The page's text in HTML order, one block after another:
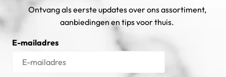
Ontvang als eerste updates over ons assortiment,
aanbiedingen en tips voor thuis.
E-mailadres